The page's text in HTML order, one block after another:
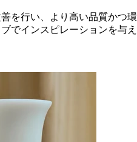
を行い、より高い品質かつ環
でインスピレーションを与え